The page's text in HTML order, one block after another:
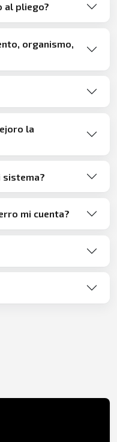
al pliego?
organismo,
la
sistema?
mi cuenta?